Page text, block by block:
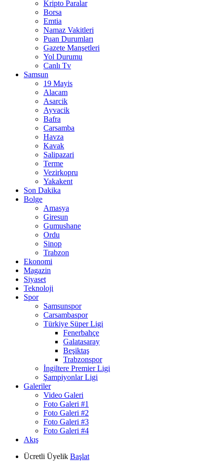
Kripto Paralar
Borsa
Emtia
Namaz Vakitleri
Puan Durumları
Gazete Manşetleri
Yol Durumu
Canlı Tv
Samsun
19 Mayis
Alacam
Asarcik
Ayvacik
Bafra
Carsamba
Havza
Kavak
Salipazari
Terme
Vezirkopru
Yakakent
Son Dakika
Bolge
Amasya
Giresun
Gumushane
Ordu
Sinop
Trabzon
Ekonomi
Magazin
Siyaset
Teknoloji
Spor
Samsunspor
Carsambaspor
Türkiye Süper Ligi
Fenerbahçe
Galatasaray
Beşiktaş
Trabzonspor
İngiltere Premier Ligi
Şampiyonlar Ligi
Galeriler
Video Galeri
Foto Galeri #1
Foto Galeri #2
Foto Galeri #3
Foto Galeri #4
Akış
Ücretli Üyelik Başlat